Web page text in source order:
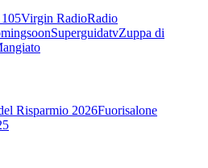
Virgin RadioRadio
SuperguidatvZuppa di
Risparmio 2026Fuorisalone